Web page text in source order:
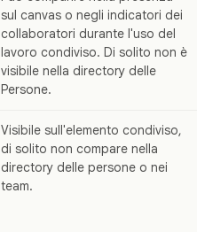
sul canvas o negli indicatori dei
collaboratori durante l'uso del
lavoro condiviso. Di solito non è
visibile nella directory delle
Persone.
Visibile sull'elemento condiviso,
di solito non compare nella
directory delle persone o nei
team.